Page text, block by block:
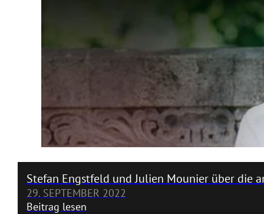
Stefan Engstfeld und Julien Mounier über die
29. SEPTEMBER 2022
Beitrag lesen